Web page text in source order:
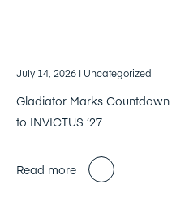
July 14, 2026 | Uncategorized
Gladiator Marks Countdown
to INVICTUS ’27
Read more